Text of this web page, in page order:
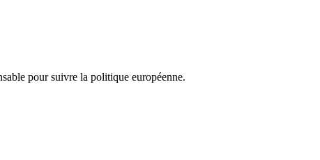
pour suivre la politique européenne.